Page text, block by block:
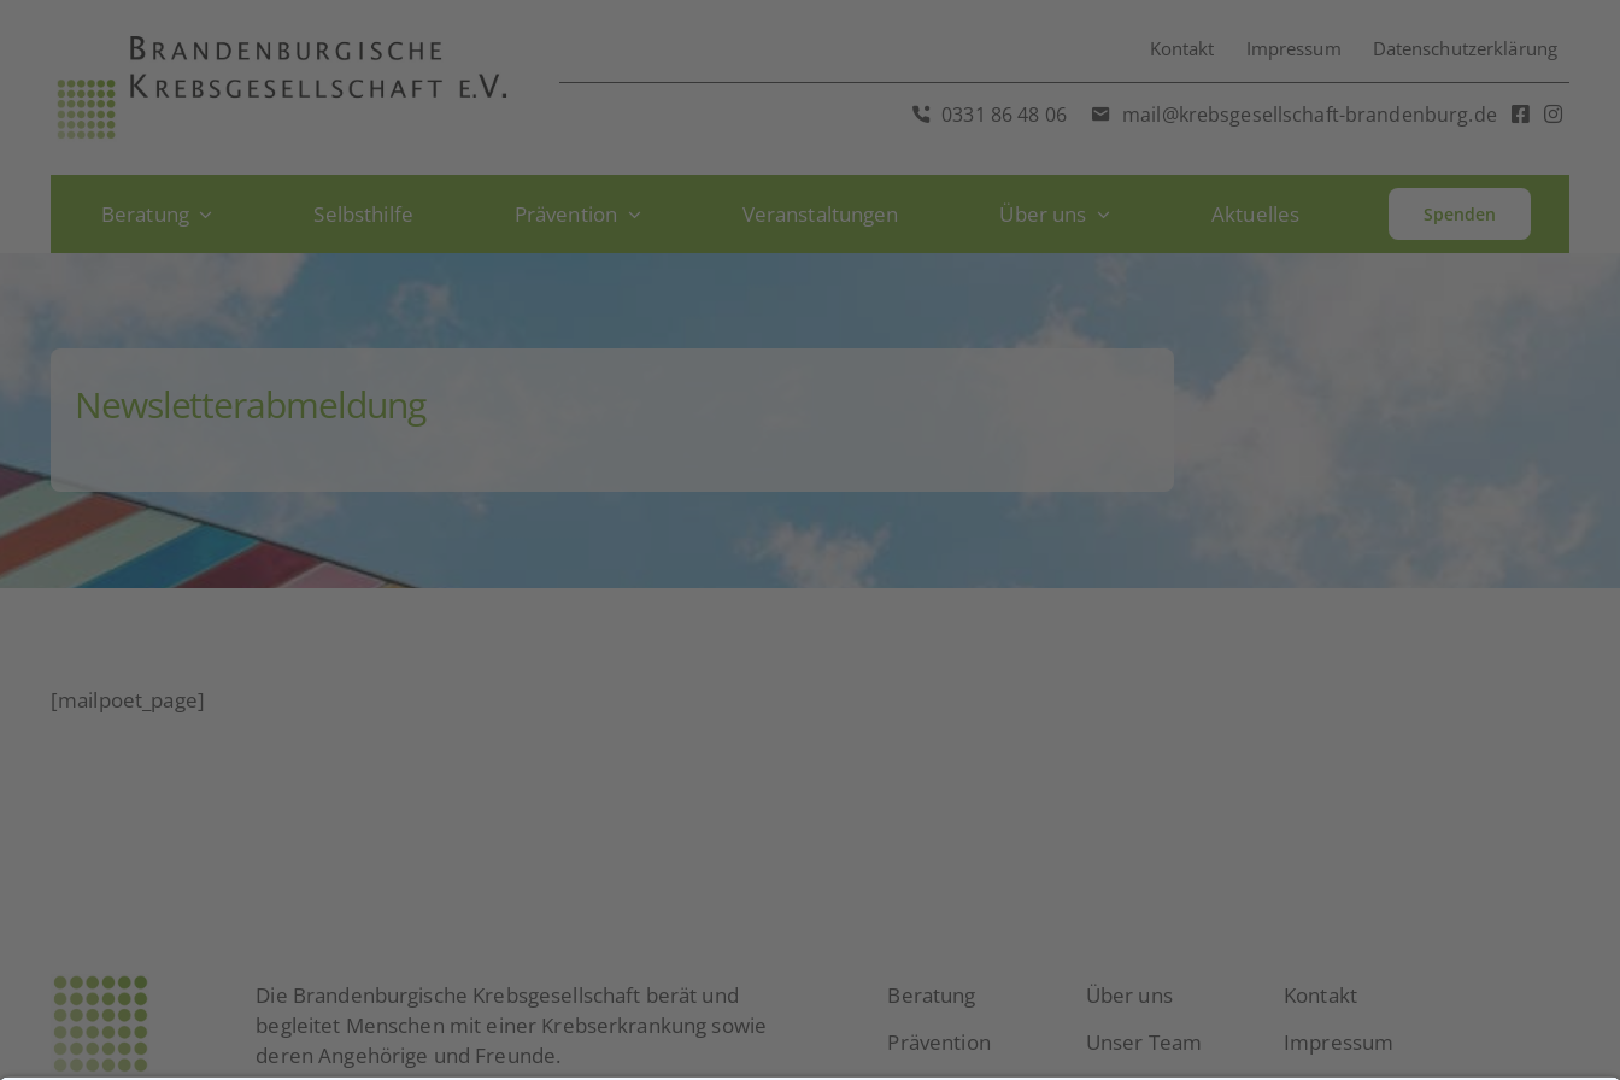
content
Kontakt Impressum Datenschutzerklärung
0331 86 48 06 mail@krebsgesellschaft-brandenburg.de
Beratung Selbsthilfe Prävention Veranstaltungen Über uns Aktuelles Spenden
Newsletterabmeldung
[mailpoet_page]
Die Brandenburgische Krebsgesellschaft berät und
begleitet Menschen mit einer Krebserkrankung sowie
deren Angehörige und Freunde.
Beratung
Prävention
Über uns
Unser Team
Kontakt
Impressum